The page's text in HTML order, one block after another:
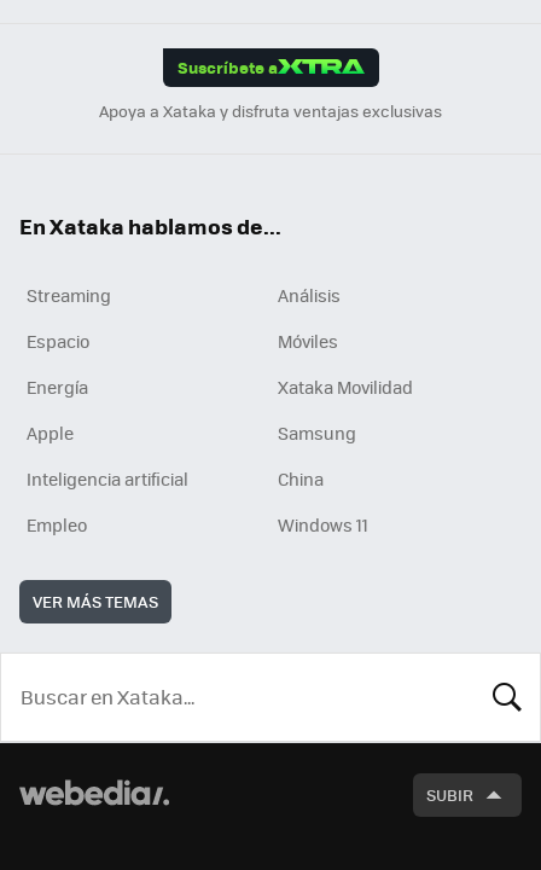
Suscríbete a
Apoya a Xataka y disfruta ventajas exclusivas
En Xataka hablamos de...
Streaming
Análisis
Espacio
Móviles
Energía
Xataka Movilidad
Apple
Samsung
Inteligencia artificial
China
Empleo
Windows 11
VER MÁS TEMAS
SUBIR